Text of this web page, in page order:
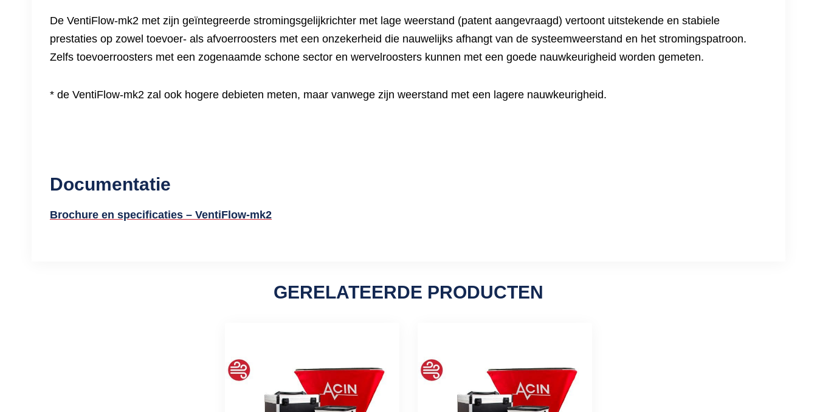
De VentiFlow-mk2 met zijn geïntegreerde stromingsgelijkrichter met lage weerstand (patent aangevraagd) vertoont uitstekende en stabiele
prestaties op zowel toevoer- als afvoerroosters met een onzekerheid die nauwelijks afhangt van de systeemweerstand en het stromingspatroon.
Zelfs toevoerroosters met een zogenaamde schone sector en wervelroosters kunnen met een goede nauwkeurigheid worden gemeten.
* de VentiFlow-mk2 zal ook hogere debieten meten, maar vanwege zijn weerstand met een lagere nauwkeurigheid.
Documentatie
Brochure en specificaties – VentiFlow-mk2
GERELATEERDE PRODUCTEN